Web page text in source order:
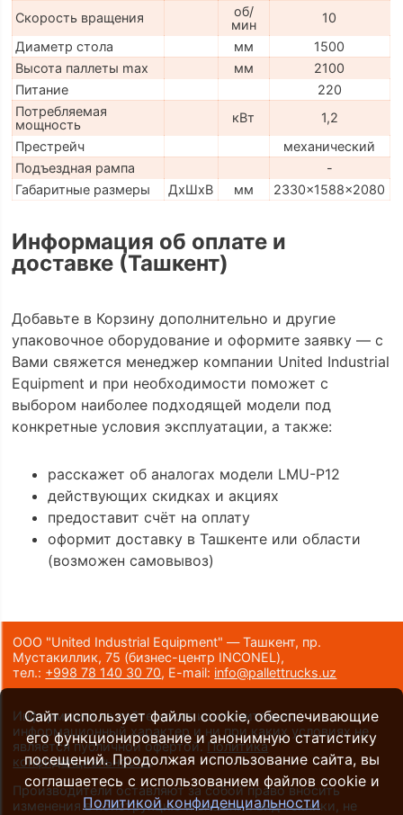
Скорость вращения
об/
мин
10
Диаметр стола
мм
1500
Высота паллеты max
мм
2100
Питание
220
Потребляемая
мощность
кВт
1,2
Престрейч
механический
Подъездная рампа
-
Габаритные размеры
ДхШхВ мм 2330x1588x2080
Информация об оплате и
доставке (Ташкент)
Добавьте в Корзину дополнительно и другие
упаковочное оборудование и оформите заявку — с
Вами свяжется менеджер компании United Industrial
Equipment и при необходимости поможет с
выбором наиболее подходящей модели под
конкретные условия эксплуатации, а также:
расскажет об аналогах модели LMU-P12
действующих скидках и акциях
предоставит счёт на оплату
оформит доставку в Ташкенте или области
(возможен самовывоз)
ООО "United Industrial Equipment" — Ташкент, пр.
Мустакиллик, 75 (бизнес-центр INCONEL),
тел.: +998 78 140 30 70, E-mail: info@pallettrucks.uz
Информация на сайте носит исключительно
информационный характер и ни при каких условиях не
является публичной офертой. Политика
конфиденциальности.
Производители оставляют за собой право вносить
изменения в конструкцию и внешний вид техники, не
Сайт использует файлы cookie, обеспечивающие
его функционирование и анонимную статистику
посещений. Продолжая использование сайта, вы
соглашаетесь с использованием файлов cookie и
Политикой конфиденциальности